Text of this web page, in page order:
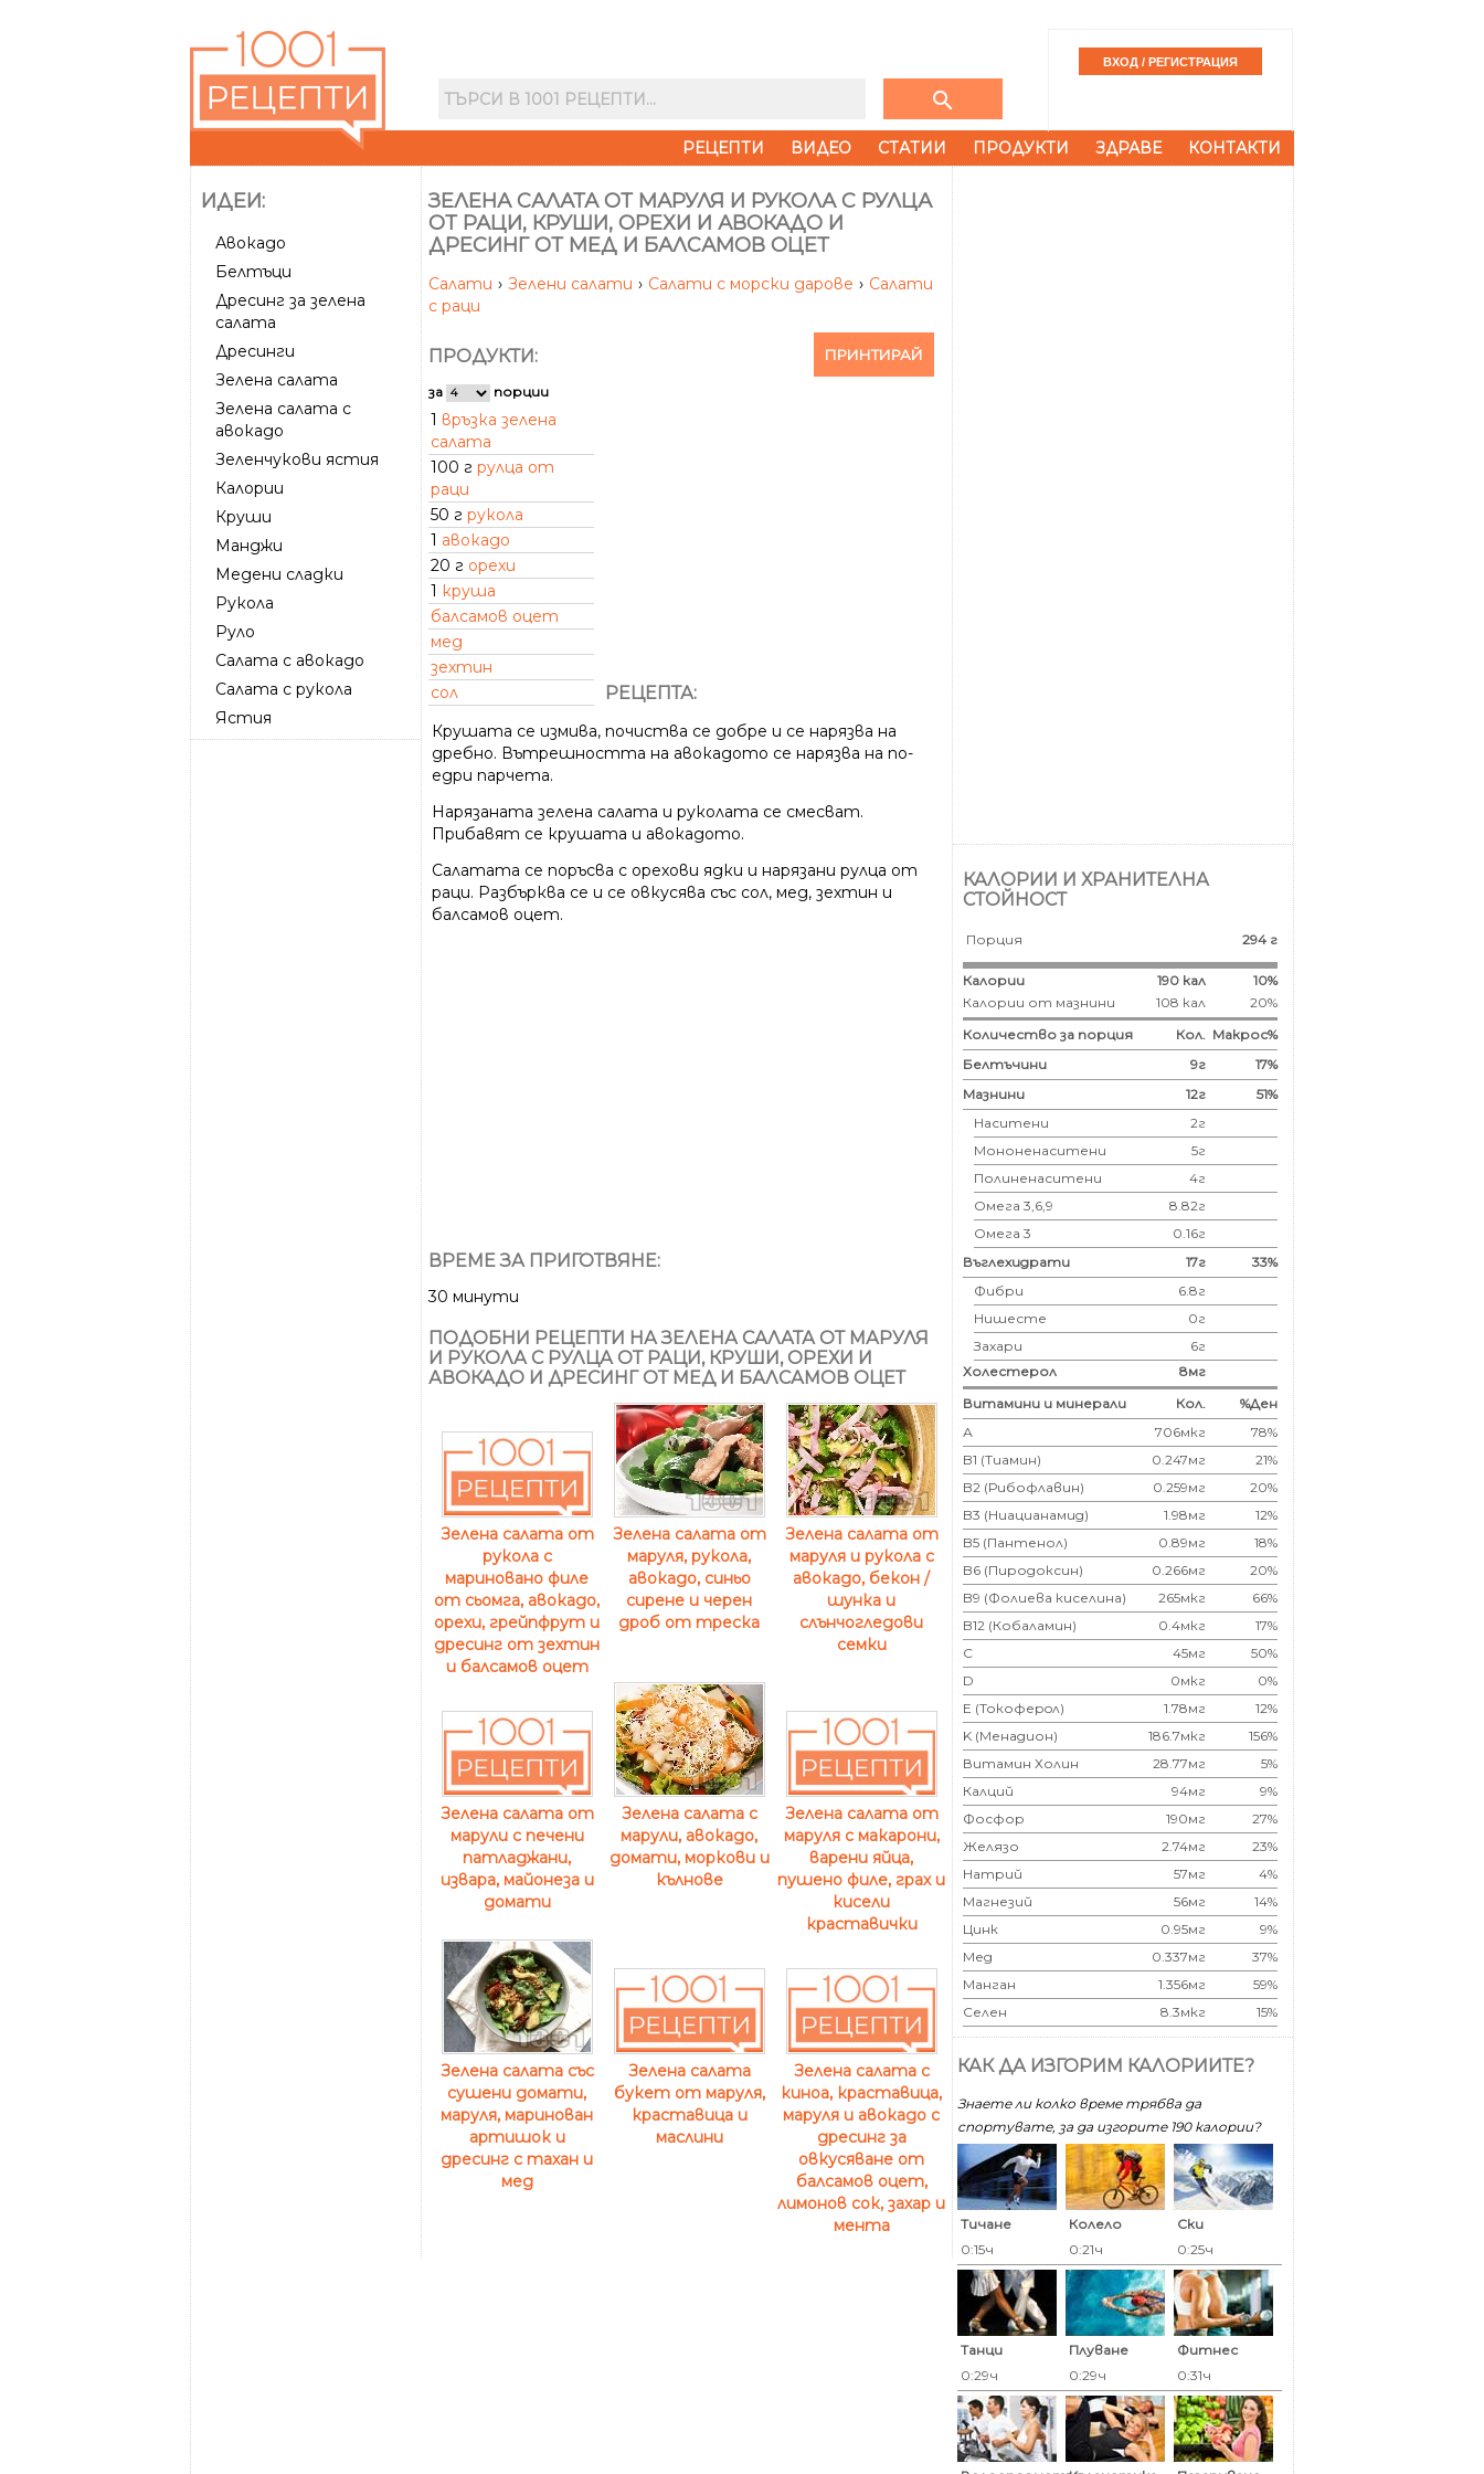
search
РЕЦЕПТИ ВИДЕО СТАТИИ ПРОДУКТИ ЗДРАВЕ КОНТАКТИ
ИДЕИ:
Авокадо
Белтъци
Дресинг за зелена
салата
Дресинги
Зелена салата
Зелена салата с
авокадо
Зеленчукови ястия
Калории
Круши
Манджи
Медени сладки
Рукола
Руло
Салата с авокадо
Салата с рукола
Ястия
ЗЕЛЕНА САЛАТА ОТ МАРУЛЯ И РУКОЛА С РУЛЦА
ОТ РАЦИ, КРУШИ, ОРЕХИ И АВОКАДО И
ДРЕСИНГ ОТ МЕД И БАЛСАМОВ ОЦЕТ
Салати › Зелени салати › Салати с морски дарове › Салати
с раци
ПРИНТИРАЙ
ПРОДУКТИ:
за порции
1 връзка зелена
салата
100 г рулца от
раци
50 г рукола
1 авокадо
20 г орехи
1 круша
балсамов оцет
мед
зехтин
сол
РЕЦЕПТА:
Крушата се измива, почиства се добре и се нарязва на
дребно. Вътрешността на авокадото се нарязва на по-
едри парчета.
Нарязаната зелена салата и руколата се смесват.
Прибавят се крушата и авокадото.
Салатата се поръсва с орехови ядки и нарязани рулца от
раци. Разбърква се и се овкусява със сол, мед, зехтин и
балсамов оцет.
ВРЕМЕ ЗА ПРИГОТВЯНЕ:
30 минути
ПОДОБНИ РЕЦЕПТИ НА ЗЕЛЕНА САЛАТА ОТ МАРУЛЯ
И РУКОЛА С РУЛЦА ОТ РАЦИ, КРУШИ, ОРЕХИ И
АВОКАДО И ДРЕСИНГ ОТ МЕД И БАЛСАМОВ ОЦЕТ
Зелена салата от
рукола с
мариновано филе
от сьомга, авокадо,
орехи, грейпфрут и
дресинг от зехтин
и балсамов оцет
Зелена салата от
маруля, рукола,
авокадо, синьо
сирене и черен
дроб от треска
Зелена салата от
маруля и рукола с
авокадо, бекон /
шунка и
слънчогледови
семки
Зелена салата от
марули с печени
патладжани,
извара, майонеза и
домати
Зелена салата с
марули, авокадо,
домати, моркови и
кълнове
Зелена салата от
маруля с макарони,
варени яйца,
пушено филе, грах и
кисели
краставички
Зелена салата със
сушени домати,
маруля, маринован
артишок и
дресинг с тахан и
мед
Зелена салата
букет от маруля,
краставица и
маслини
Зелена салата с
киноа, краставица,
маруля и авокадо с
дресинг за
овкусяване от
балсамов оцет,
лимонов сок, захар и
мента
КАЛОРИИ И ХРАНИТЕЛНА
СТОЙНОСТ
Порция 294 г
Калории 190 кал
10%
Калории от мазнини
108 кал
20%
Количество за порция
Кол. Макрос%
Белтъчини
9г
17%
Мазнини
12г
51%
Наситени
2г
Мононенаситени
5г
Полиненаситени
4г
Омега 3,6,9
8.82г
Омега 3
0.16г
Въглехидрати
17г
33%
Фибри
6.8г
Нишесте
0г
Захари
6г
Холестерол
8мг
Витамини и минерали
Кол.
%Ден
А
706мкг
78%
B1 (Тиамин)
0.247мг
21%
B2 (Рибофлавин)
0.259мг
20%
B3 (Ниацианамид)
1.98мг
12%
B5 (Пантенол)
0.89мг
18%
B6 (Пиродоксин)
0.266мг
20%
B9 (Фолиева киселина)
265мкг
66%
B12 (Кобаламин)
0.4мкг
17%
C
45мг
50%
D
0мкг
0%
E (Токоферoл)
1.78мг
12%
K (Менадион)
186.7мкг
156%
Витамин Холин
28.77мг
5%
Калций
94мг
9%
Фосфор
190мг
27%
Желязо
2.74мг
23%
Натрий
57мг
4%
Магнезий
56мг
14%
Цинк
0.95мг
9%
Мед
0.337мг
37%
Манган
1.356мг
59%
Селен
8.3мкг 15%
КАК ДА ИЗГОРИМ КАЛОРИИТЕ?
Знаете ли колко време трябва да
спортувате, за да изгорите 190 калoрии?
Тичане
0:15ч
Колело
0:21ч
Ски
0:25ч
Танци
0:29ч
Плуване
0:29ч
Фитнес
0:31ч